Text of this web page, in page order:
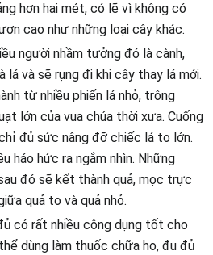
hơn hai mét, có lẽ vì không có
cao như những loại cây khác.
người nhầm tưởng đó là cành,
và sẽ rụng đi khi cây thay lá mới.
từ nhiều phiến lá nhỏ, trông
lớn của vua chúa thời xưa. Cuống
chỉ đủ sức nâng đỡ chiếc lá to lớn.
háo hức ra ngắm nhìn. Những
đó sẽ kết thành quả, mọc trực
quả to và quả nhỏ.
có rất nhiều công dụng tốt cho
dùng làm thuốc chữa ho, đu đủ